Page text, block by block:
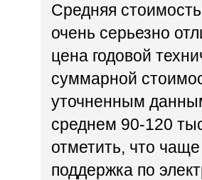
Средняя
очень серьезно
цена годовой
суммарной
уточненным
среднем 90-120
отметить, что
поддержка по